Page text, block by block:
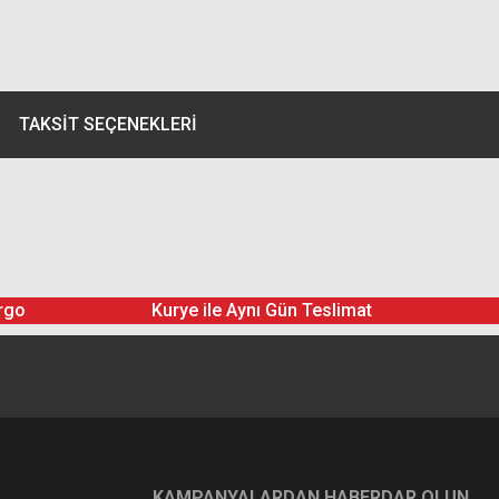
TAKSIT SEÇENEKLERI
Kurye ile Aynı Gün Teslimat